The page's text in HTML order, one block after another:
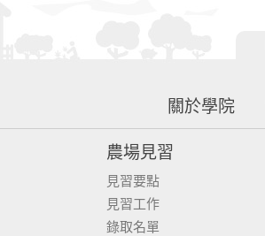
關於學院
農場見習
見習要點
見習工作
錄取名單